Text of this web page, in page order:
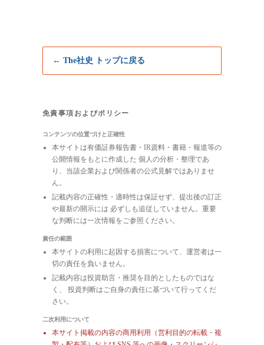
← The社史 トップに戻る
免責事項およびポリシー
コンテンツの位置づけと正確性
本サイトは有価証券報告書・IR資料・書籍・報道等の
公開情報をもとに作成した 個人の分析・整理であ
り、当該企業および関係者の公式見解ではありませ
ん。
記載内容の正確性・適時性は保証せず、提出後の訂正
や最新の開示には 必ずしも追従していません。重要
な判断には一次情報をご参照ください。
責任の範囲
本サイトの利用に起因する損害について、運営者は一
切の責任を負いません。
記載内容は投資助言・推奨を目的としたものではな
く、 投資判断はご自身の責任に基づいて行ってくだ
さい。
二次利用について
本サイト掲載の内容の商用利用（営利目的の転載・複